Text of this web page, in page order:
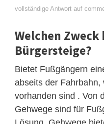
vollständige Antwort auf
Welchen Zweck
Bürgersteige?
Bietet Fußgängern
abseits der
vorhanden sind . Von
Gehwege sind für